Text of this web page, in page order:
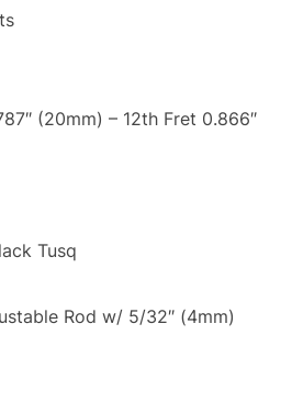
(20mm) – 12th Fret 0.866″
Tusq
Rod w/ 5/32″ (4mm)